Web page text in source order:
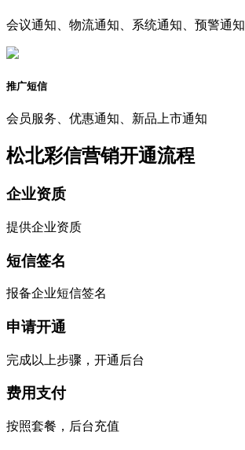
会议通知、物流通知、系统通知、预警通知
推广短信
会员服务、优惠通知、新品上市通知
松北彩信营销开通流程
企业资质
提供企业资质
短信签名
报备企业短信签名
申请开通
完成以上步骤，开通后台
费用支付
按照套餐，后台充值